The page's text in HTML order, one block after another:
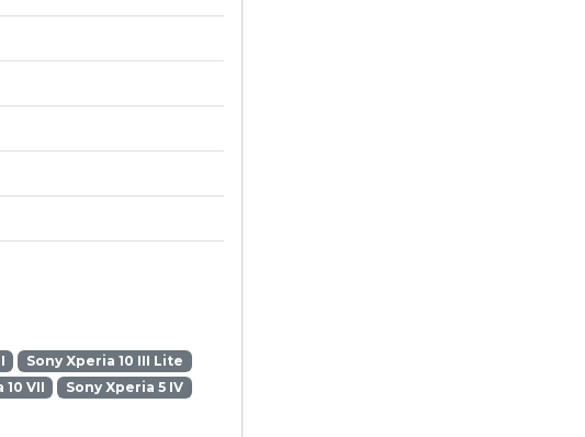
Sony Xperia 10 III Lite
10 VII
Sony Xperia 5 IV